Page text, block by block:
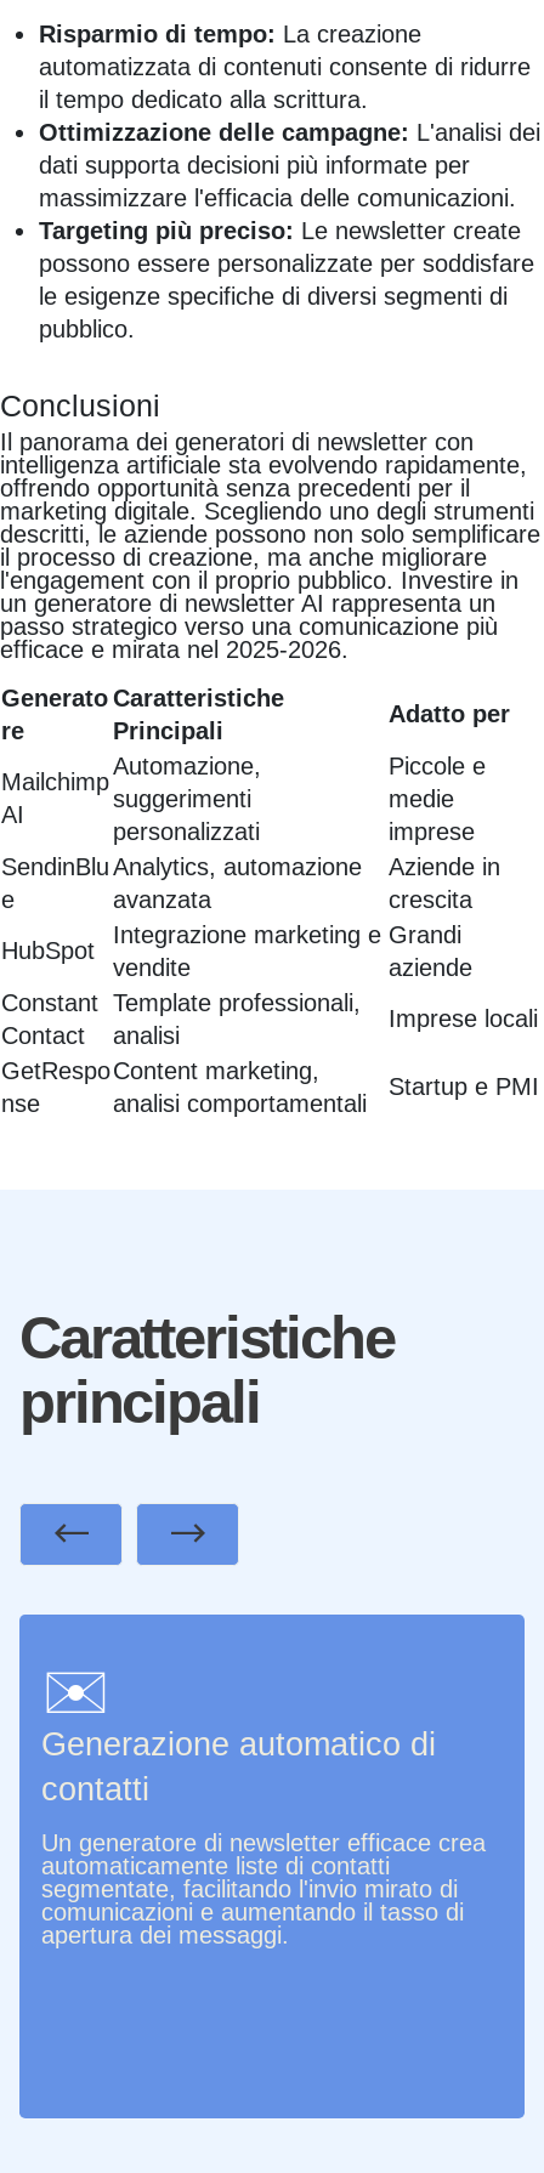
Risparmio di tempo: La creazione
automatizzata di contenuti consente di ridurre
il tempo dedicato alla scrittura.
Ottimizzazione delle campagne: L'analisi dei
dati supporta decisioni più informate per
massimizzare l'efficacia delle comunicazioni.
Targeting più preciso: Le newsletter create
possono essere personalizzate per soddisfare
le esigenze specifiche di diversi segmenti di
pubblico.
Conclusioni
Il panorama dei generatori di newsletter con
intelligenza artificiale sta evolvendo rapidamente,
offrendo opportunità senza precedenti per il
marketing digitale. Scegliendo uno degli strumenti
descritti, le aziende possono non solo semplificare
il processo di creazione, ma anche migliorare
l'engagement con il proprio pubblico. Investire in
un generatore di newsletter AI rappresenta un
passo strategico verso una comunicazione più
efficace e mirata nel 2025-2026.
Generato
re
Caratteristiche
Principali
Adatto per
Mailchimp
AI
Automazione,
suggerimenti
personalizzati
Piccole e
medie
imprese
SendinBlu
e
Analytics, automazione
avanzata
Aziende in
crescita
HubSpot
Integrazione marketing e
vendite
Grandi
aziende
Constant
Contact
Template professionali,
analisi
Imprese locali
GetRespo
nse
Content marketing,
analisi comportamentali
Startup e PMI
Caratteristiche
principali
✉️
Generazione automatico di
contatti
Un generatore di newsletter efficace crea
automaticamente liste di contatti
segmentate, facilitando l'invio mirato di
comunicazioni e aumentando il tasso di
apertura dei messaggi.
PreviousNext